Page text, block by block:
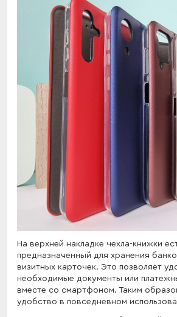
На верхней накладке чехла-книжки
предназначенный для хранения
визитных карточек. Это позволяет
необходимые документы или
вместе со смартфоном. Таким
удобство в повседневном